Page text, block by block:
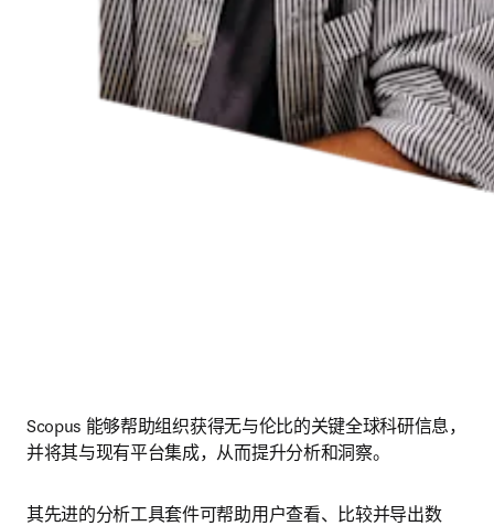
Scopus 能够帮助组织获得无与伦比的关键全球科研信息，
并将其与现有平台集成，从而提升分析和洞察。
其先进的分析工具套件可帮助用户查看、比较并导出数